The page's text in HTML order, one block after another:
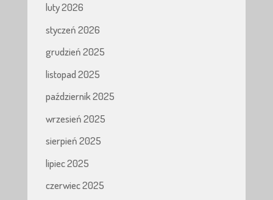
luty 2026
styczeń 2026
grudzień 2025
listopad 2025
październik 2025
wrzesień 2025
sierpień 2025
lipiec 2025
czerwiec 2025